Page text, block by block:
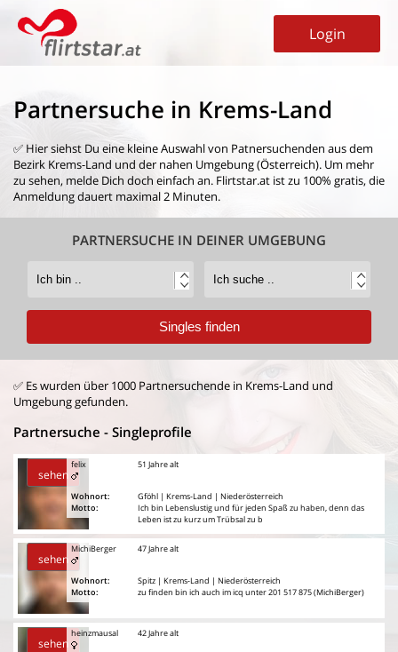
Login
Partnersuche in Krems-Land
✅ Hier siehst Du eine kleine Auswahl von Patnersuchenden aus dem
Bezirk Krems-Land und der nahen Umgebung (Österreich). Um mehr
zu sehen, melde Dich doch einfach an. Flirtstar.at ist zu 100% gratis, die
Anmeldung dauert maximal 2 Minuten.
PARTNERSUCHE IN DEINER UMGEBUNG
✅ Es wurden über 1000 Partnersuchende in Krems-Land und
Umgebung gefunden.
Partnersuche - Singleprofile
sehen
felix
Wohnort:
Motto:
51 Jahre alt
Gföhl | Krems-Land | Niederösterreich
Ich bin Lebenslustig und für jeden Spaß zu haben, denn das
Leben ist zu kurz um Trübsal zu b
sehen
MichiBerger
Wohnort:
Motto:
47 Jahre alt
Spitz | Krems-Land | Niederösterreich
zu finden bin ich auch im icq unter 201 517 875 (MichiBerger)
sehen
heinzmausal 42 Jahre alt